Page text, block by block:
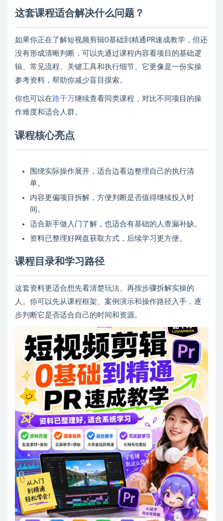
这套课程适合解决什么问题？
如果你正在了解短视频剪辑0基础到精通PR速成教学，但还
没有形成清晰判断，可以先通过课程内容看项目的基础逻
辑、常见流程、关键工具和执行细节。它更像是一份实操
参考资料，帮助你减少盲目摸索。
你也可以在路千万继续查看同类课程，对比不同项目的操
作难度和适合人群。
课程核心亮点
围绕实际操作展开，适合边看边整理自己的执行清
单。
内容更偏项目拆解，方便判断是否值得继续投入时
间。
适合新手做入门了解，也适合有基础的人查漏补缺。
资料已整理好网盘获取方式，后续学习更方便。
课程目录和学习路径
这套资料更适合想先看清楚玩法、再按步骤拆解实操的
人。你可以先从课程框架、案例演示和操作路径入手，逐
步判断它是否适合自己的时间和资源。